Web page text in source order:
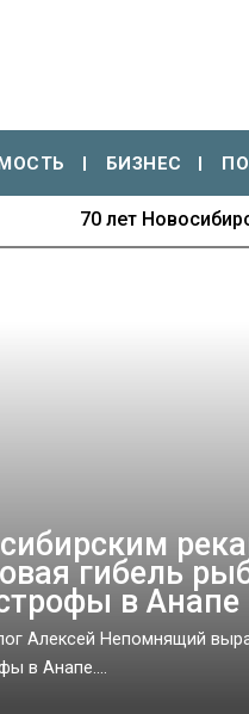
БИЗНЕС
70 лет
гибель
в Анапе
Алексей Непомнящий
в Анапе....